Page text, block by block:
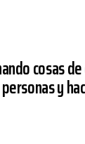
cosas
y